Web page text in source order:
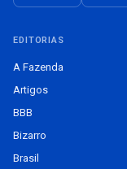
EDITORIAS
A Fazenda
Artigos
BBB
Bizarro
Brasil